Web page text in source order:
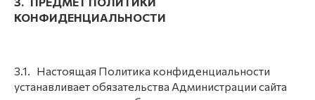
КОНФИДЕНЦИАЛЬНОСТИ
3.1. Настоящая Политика конфиденциальности
устанавливает обязательства Администрации сайта